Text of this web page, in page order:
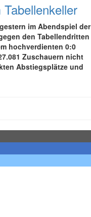
im Abendspiel der
den Tabellendritten
hochverdienten 0:0
Zuschauern nicht
Abstiegsplätze und